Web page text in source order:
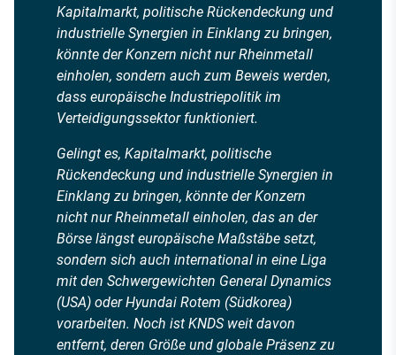
Kapitalmarkt, politische Rückendeckung und
industrielle Synergien in Einklang zu bringen,
könnte der Konzern nicht nur Rheinmetall
einholen, sondern auch zum Beweis werden,
dass europäische Industriepolitik im
Verteidigungssektor funktioniert.
Gelingt es, Kapitalmarkt, politische
Rückendeckung und industrielle Synergien in
Einklang zu bringen, könnte der Konzern
nicht nur Rheinmetall einholen, das an der
Börse längst europäische Maßstäbe setzt,
sondern sich auch international in eine Liga
mit den Schwergewichten General Dynamics
(USA) oder Hyundai Rotem (Südkorea)
vorarbeiten. Noch ist KNDS weit davon
entfernt, deren Größe und globale Präsenz zu